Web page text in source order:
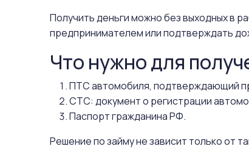
Получить деньги можно без выходных в
предпринимателем или подтверждать
Что нужно для
ПТС автомобиля, подтверждающий
СТС: документ о регистрации
Паспорт гражданина РФ.
Решение по займу не зависит только от